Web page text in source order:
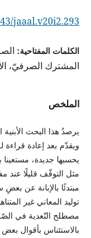
jaaal.v20i2.293
الكلمات المفتاحية:
المشترك الصرفيّ،
الملخص
يرصدُ هذا البحث الأبنية
ويقدّم بعد إعادة
يحسبها جديدة،
مثل التوقّف قليلًا عند
مبتدئًا بالإبانة عن
توليد المعاني غير
مصطلح التّعدية في
بالاستئناس بأقوال